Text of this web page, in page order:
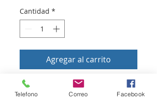
Cantidad *
Agregar al carrito
Volver a tienda
Telefono Correo Facebook